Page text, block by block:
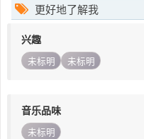
更好地了解我
兴趣
未标明 未标明
音乐品味
未标明